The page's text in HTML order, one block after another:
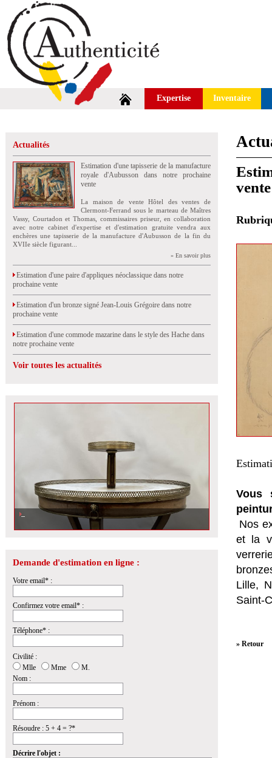
Expertise Inventaire
Actualités
Estimation d'une tapisserie de la manufacture
royale d'Aubusson dans notre prochaine
vente
La maison de vente Hôtel des ventes de
Clermont-Ferrand sous le marteau de Maîtres
Vassy, Courtadon et Thomas, commissaires priseur, en collaboration
avec notre cabinet d'expertise et d'estimation gratuite vendra aux
enchères une tapisserie de la manufacture d'Aubusson de la fin du
XVIIe siècle figurant...
» En savoir plus
Estimation d'une paire d'appliques néoclassique dans notre
prochaine vente
Estimation d'un bronze signé Jean-Louis Grégoire dans notre
prochaine vente
Estimation d'une commode mazarine dans le style des Hache dans
notre prochaine vente
Voir toutes les actualités
Demande d'estimation en ligne :
Votre email* :
Confirmez votre email* :
Téléphone* :
Civilité :
Mlle
Mme
M.
Nom :
Prénom :
Résoudre : 5 + 4 = ?*
Décrire l'objet :
Vous
Nos
et la
Lille,
Saint-
» Retour